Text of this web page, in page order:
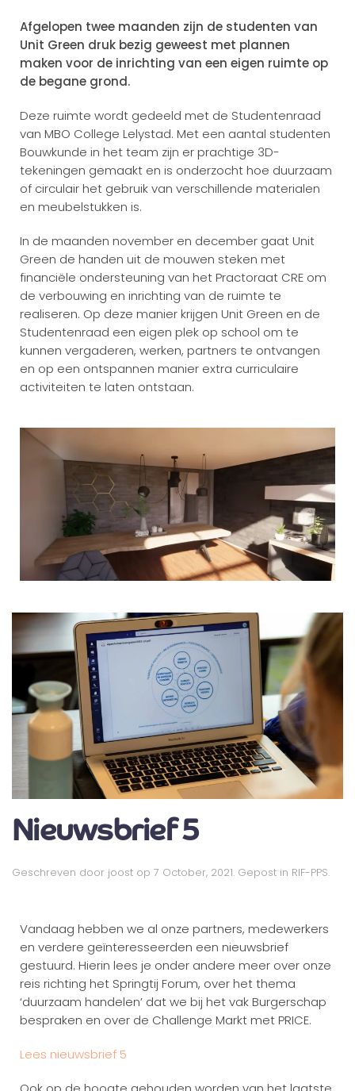
Afgelopen twee maanden zijn de studenten van
Unit Green druk bezig geweest met plannen
maken voor de inrichting van een eigen ruimte op
de begane grond.
Deze ruimte wordt gedeeld met de Studentenraad
van MBO College Lelystad. Met een aantal studenten
Bouwkunde in het team zijn er prachtige 3D-
tekeningen gemaakt en is onderzocht hoe duurzaam
of circulair het gebruik van verschillende materialen
en meubelstukken is.
In de maanden november en december gaat Unit
Green de handen uit de mouwen steken met
financiële ondersteuning van het Practoraat CRE om
de verbouwing en inrichting van de ruimte te
realiseren. Op deze manier krijgen Unit Green en de
Studentenraad een eigen plek op school om te
kunnen vergaderen, werken, partners te ontvangen
en op een ontspannen manier extra curriculaire
activiteiten te laten ontstaan.
Nieuwsbrief 5
Geschreven door joost op 7 October, 2021. Gepost in RIF-PPS.
Vandaag hebben we al onze partners, medewerkers
en verdere geïnteresseerden een nieuwsbrief
gestuurd. Hierin lees je onder andere meer over onze
reis richting het Springtij Forum, over het thema
‘duurzaam handelen’ dat we bij het vak Burgerschap
bespraken en over de Challenge Markt met PRICE.
Lees nieuwsbrief 5